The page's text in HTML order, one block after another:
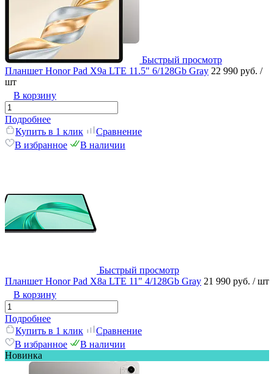
Быстрый просмотр
Планшет Honor Pad X9a LTE 11.5" 6/128Gb Gray 22 990 руб. /
шт
В корзину
Подробнее
Купить в 1 клик
Сравнение
В избранное
В наличии
Быстрый просмотр
Планшет Honor Pad X8a LTE 11" 4/128Gb Gray 21 990 руб. / шт
В корзину
Подробнее
Купить в 1 клик
Сравнение
В избранное
В наличии
Новинка